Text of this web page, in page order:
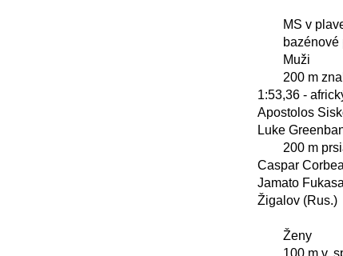
1:53,36 -
Apostolos
Luke
Caspar
Jamato
Žigalov (Rus.)